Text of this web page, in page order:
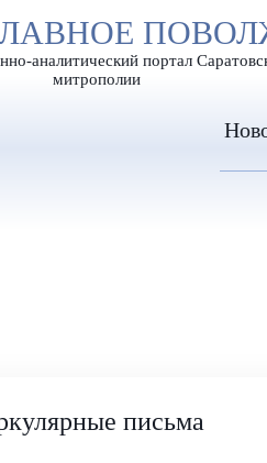
А А
аналитический портал
митрополии
письма